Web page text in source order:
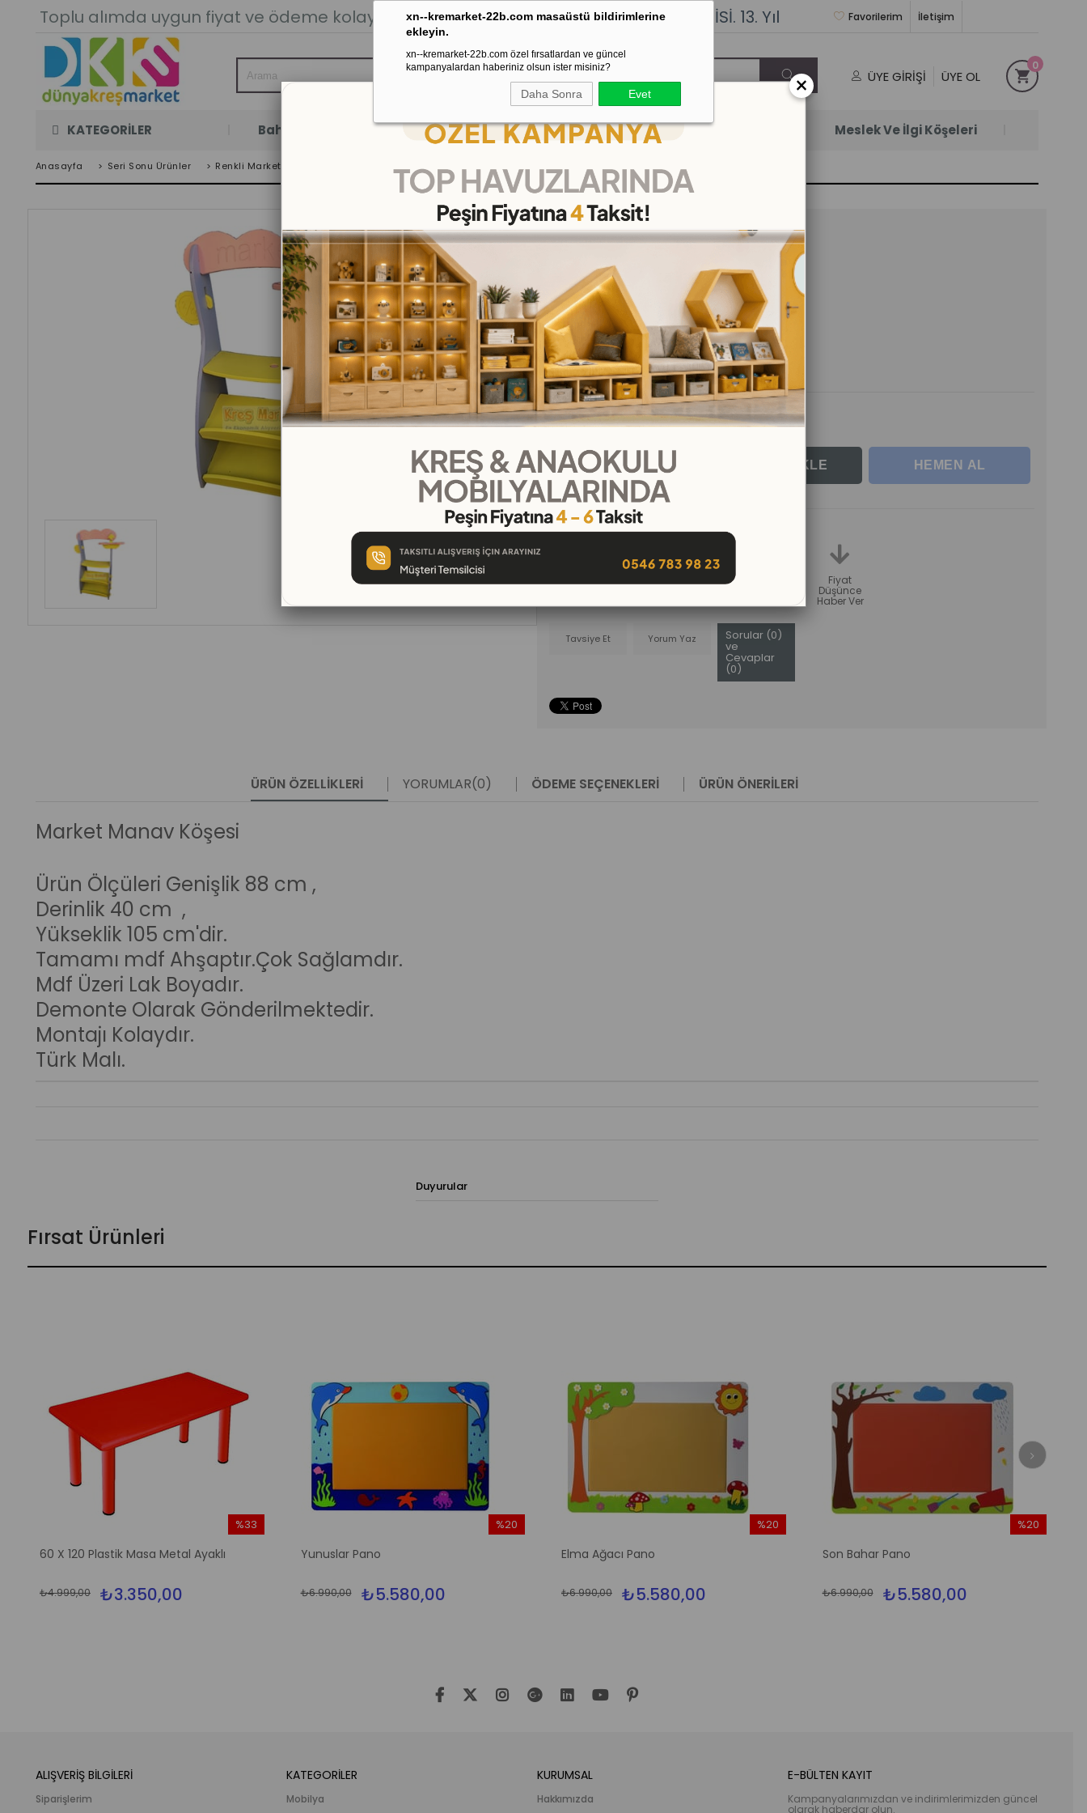
xn--kremarket-22b.com masaüstü bildirimlerine
ekleyin.
xn--kremarket-22b.com özel fırsatlardan ve güncel
kampanyalardan haberiniz olsun ister misiniz?
Daha Sonra Evet
Toplu alımda uygun fiyat ve ödeme kolaylığı. Stoktan Gönderim.% 100İADEGARANTİSİ. 13. Yıl İletişim
Favorilerim
ÜYE GIRIŞI ÜYE OL
0
KATEGORİLER Bahçe Oyun Odası Kaydırak Salıncak Tahterevalli Çok Satanlar Meslek Ve İlgi Köşeleri
Anasayfa > Seri Sonu Ürünler > Renkli Market Manav Köşesi
Renkli Market Manav Köşesi
(KMMV1229)
%
17
İNDIRIM
₺8.899,00 (KDV Dahil)
₺7.400,00 (KDV Dahil)
₺616,67 `den başlayan taksitlerle
İstek Listeme Fiyat
Düşünce
Haber Ver
Tavsiye Et Yorum Yaz Sorular (0)
ve
Cevaplar
(0)
ÜRÜN ÖZELLIKLERI YORUMLAR(0) ÖDEME SEÇENEKLERI ÜRÜN ÖNERILERI
Market Manav Köşesi
Ürün Ölçüleri Genişlik 88 cm ,
Derinlik 40 cm ,
Yükseklik 105 cm'dir.
Tamamı mdf Ahşaptır.Çok Sağlamdır.
Mdf Üzeri Lak Boyadır.
Demonte Olarak Gönderilmektedir.
Montajı Kolaydır.
Türk Malı.
Duyurular
Fırsat Ürünleri
60 X 120 Plastik Masa Metal Ayaklı
₺3.350,00
₺4.999,00
%33
Yunuslar Pano
₺5.580,00
₺6.990,00
%20
Elma Ağacı Pano
₺5.580,00
₺6.990,00
%20
Son Bahar Pano
₺5.580,00
₺6.990,00
%20
ALIŞVERİŞ BİLGİLERİ
Siparişlerim
KATEGORİLER
Mobilya
KURUMSAL
Hakkımızda
E-BÜLTEN KAYIT
Kampanyalarımızdan ve indirimlerimizden güncel
olarak haberdar olun.
×